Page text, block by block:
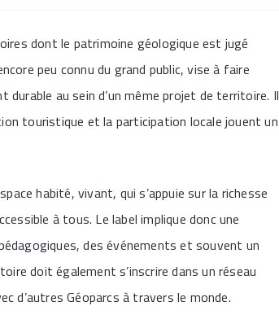
dont le patrimoine géologique est jugé
peu connu du grand public, vise à faire
au sein d’un même projet de territoire. Il
touristique et la participation locale jouent un
habité, vivant, qui s’appuie sur la richesse
à tous. Le label implique donc une
des événements et souvent un
doit également s’inscrire dans un réseau
d’autres Géoparcs à travers le monde.